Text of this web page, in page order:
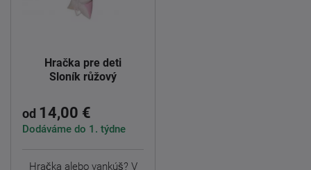
Hračka pre deti
Sloník růžový
od 14,00 €
Dodáváme do 1. týdne
Hračka alebo vankúš? V